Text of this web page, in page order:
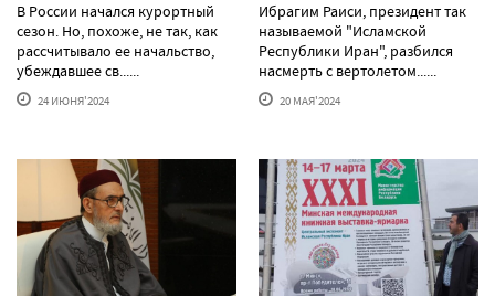
В России начался курортный
сезон. Но, похоже, не так, как
рассчитывало ее начальство,
убеждавшее св......
24 ИЮНЯ'2024
Ибрагим Раиси, президент так
называемой "Исламской
Республики Иран", разбился
насмерть с вертолетом......
20 МАЯ'2024